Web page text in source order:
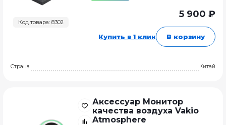
Код товара: 8302
5 900 ₽
Купить в 1 клик В корзину
Страна Китай
Аксессуар Монитор
качества воздуха Vakio
Atmosphere